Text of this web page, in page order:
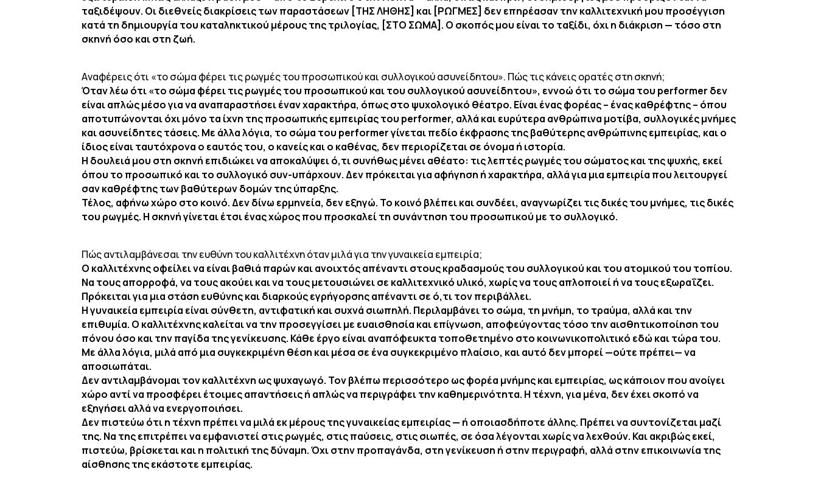
ταξιδέψουν. Οι διεθνείς διακρίσεις των παραστάσεων [ΤΗΣ ΛΗΘΗΣ] και [ΡΩΓΜΕΣ] δεν επηρέασαν την καλλιτεχνική μου προσέγγιση
κατά τη δημιουργία του καταληκτικού μέρους της τριλογίας, [ΣΤΟ ΣΩΜΑ]. Ο σκοπός μου είναι το ταξίδι, όχι η διάκριση — τόσο στη
σκηνή όσο και στη ζωή.
Aναφέρεις ότι «το σώμα φέρει τις ρωγμές του προσωπικού και συλλογικού ασυνείδητου». Πώς τις κάνεις ορατές στη σκηνή;
Όταν λέω ότι «το σώμα φέρει τις ρωγμές του προσωπικού και του συλλογικού ασυνείδητου», εννοώ ότι το σώμα του performer δεν
είναι απλώς μέσο για να αναπαραστήσει έναν χαρακτήρα, όπως στο ψυχολογικό θέατρο. Είναι ένας φορέας – ένας καθρέφτης – όπου
αποτυπώνονται όχι μόνο τα ίχνη της προσωπικής εμπειρίας του performer, αλλά και ευρύτερα ανθρώπινα μοτίβα, συλλογικές μνήμες
και ασυνείδητες τάσεις. Με άλλα λόγια, το σώμα του performer γίνεται πεδίο έκφρασης της βαθύτερης ανθρώπινης εμπειρίας, και ο
ίδιος είναι ταυτόχρονα ο εαυτός του, ο κανείς και ο καθένας, δεν περιορίζεται σε όνομα ή ιστορία.
Η δουλειά μου στη σκηνή επιδιώκει να αποκαλύψει ό,τι συνήθως μένει αθέατο: τις λεπτές ρωγμές του σώματος και της ψυχής, εκεί
όπου το προσωπικό και το συλλογικό συν-υπάρχουν. Δεν πρόκειται για αφήγηση ή χαρακτήρα, αλλά για μια εμπειρία που λειτουργεί
σαν καθρέφτης των βαθύτερων δομών της ύπαρξης.
Τέλος, αφήνω χώρο στο κοινό. Δεν δίνω ερμηνεία, δεν εξηγώ. Το κοινό βλέπει και συνδέει, αναγνωρίζει τις δικές του μνήμες, τις δικές
του ρωγμές. Η σκηνή γίνεται έτσι ένας χώρος που προσκαλεί τη συνάντηση του προσωπικού με το συλλογικό.
Πώς αντιλαμβάνεσαι την ευθύνη του καλλιτέχνη όταν μιλά για την γυναικεία εμπειρία;
Ο καλλιτέχνης οφείλει να είναι βαθιά παρών και ανοιχτός απέναντι στους κραδασμούς του συλλογικού και του ατομικού του τοπίου.
Να τους απορροφά, να τους ακούει και να τους μετουσιώνει σε καλλιτεχνικό υλικό, χωρίς να τους απλοποιεί ή να τους εξωραΐζει.
Πρόκειται για μια στάση ευθύνης και διαρκούς εγρήγορσης απέναντι σε ό,τι τον περιβάλλει.
Η γυναικεία εμπειρία είναι σύνθετη, αντιφατική και συχνά σιωπηλή. Περιλαμβάνει το σώμα, τη μνήμη, το τραύμα, αλλά και την
επιθυμία. Ο καλλιτέχνης καλείται να την προσεγγίσει με ευαισθησία και επίγνωση, αποφεύγοντας τόσο την αισθητικοποίηση του
πόνου όσο και την παγίδα της γενίκευσης. Κάθε έργο είναι αναπόφευκτα τοποθετημένο στο κοινωνικοπολιτικό εδώ και τώρα του.
Με άλλα λόγια, μιλά από μια συγκεκριμένη θέση και μέσα σε ένα συγκεκριμένο πλαίσιο, και αυτό δεν μπορεί —ούτε πρέπει— να
αποσιωπάται.
Δεν αντιλαμβάνομαι τον καλλιτέχνη ως ψυχαγωγό. Τον βλέπω περισσότερο ως φορέα μνήμης και εμπειρίας, ως κάποιον που ανοίγει
χώρο αντί να προσφέρει έτοιμες απαντήσεις ή απλώς να περιγράφει την καθημερινότητα. Η τέχνη, για μένα, δεν έχει σκοπό να
εξηγήσει αλλά να ενεργοποιήσει.
Δεν πιστεύω ότι η τέχνη πρέπει να μιλά εκ μέρους της γυναικείας εμπειρίας — ή οποιασδήποτε άλλης. Πρέπει να συντονίζεται μαζί
της. Να της επιτρέπει να εμφανιστεί στις ρωγμές, στις παύσεις, στις σιωπές, σε όσα λέγονται χωρίς να λεχθούν. Και ακριβώς εκεί,
πιστεύω, βρίσκεται και η πολιτική της δύναμη. Όχι στην προπαγάνδα, στη γενίκευση ή στην περιγραφή, αλλά στην επικοινωνία της
αίσθησης της εκάστοτε εμπειρίας.